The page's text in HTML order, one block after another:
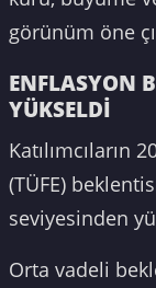
görünüm öne
ENFLASYON
YÜKSELDİ
Katılımcıların
(TÜFE)
seviyesinden
Orta vadeli